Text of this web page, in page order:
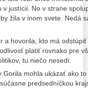
v justícii. No v strane
žila v inom svete. Nedá
a hovorila, kto má
platiť rovnako pre
tu niečo nesedí.
mohla ukázať ako
predsedníčkou